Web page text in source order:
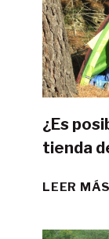
¿Es
tienda
LEER MÁS